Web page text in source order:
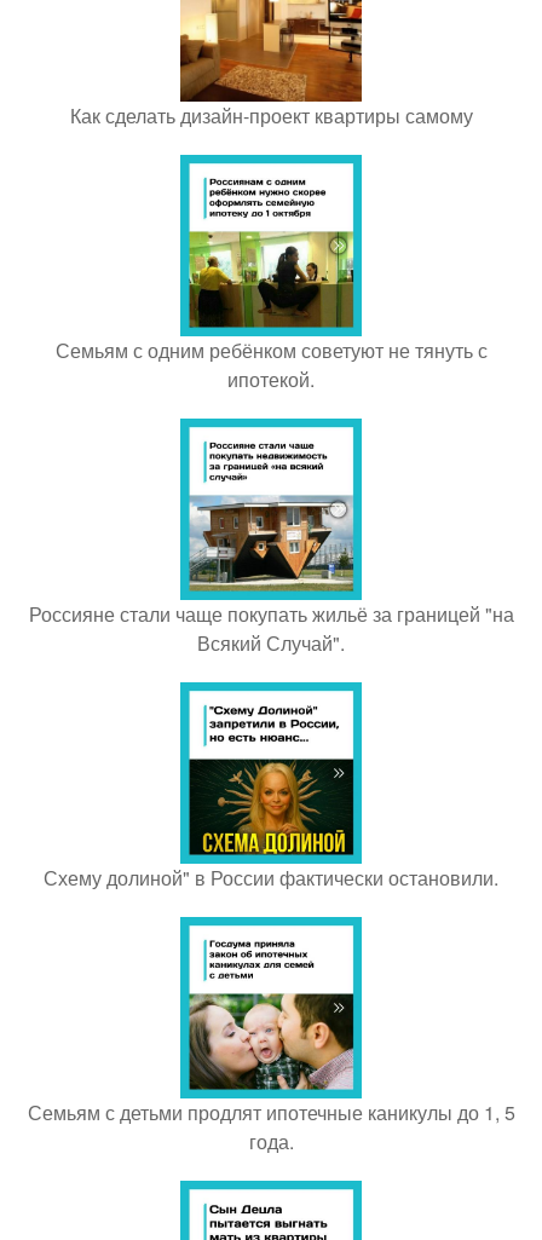
Как сделать дизайн-проект квартиры самому
Семьям с одним ребёнком советуют не тянуть с
ипотекой.
Россияне стали чаще покупать жильё за границей "на
Всякий Случай".
Схему долиной" в России фактически остановили.
Семьям с детьми продлят ипотечные каникулы до 1, 5
года.